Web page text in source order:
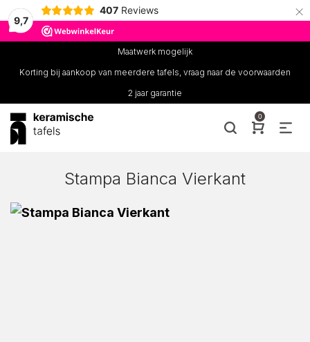
9,7
407 Reviews ×
Maatwerk mogelijk
Korting bij aankoop van meerdere tafels, vraag naar de voorwaarden
2 jaar garantie
0
Stampa Bianca Vierkant